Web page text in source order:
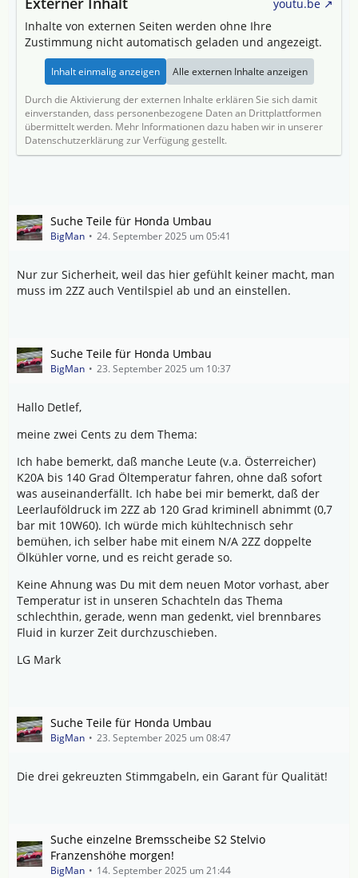
youtu.be
Inhalte von externen Seiten werden ohne Ihre
Zustimmung nicht automatisch geladen und angezeigt.
Inhalt einmalig anzeigen Alle externen Inhalte anzeigen
Durch die Aktivierung der externen Inhalte erklären Sie sich damit
einverstanden, dass personenbezogene Daten an Drittplattformen
übermittelt werden. Mehr Informationen dazu haben wir in unserer
Datenschutzerklärung zur Verfügung gestellt.
Suche Teile für Honda Umbau
BigMan 24. September 2025 um 05:41
Nur zur Sicherheit, weil das hier gefühlt keiner macht, man
muss im 2ZZ auch Ventilspiel ab und an einstellen.
Suche Teile für Honda Umbau
BigMan 23. September 2025 um 10:37
Hallo Detlef,
meine zwei Cents zu dem Thema:
Ich habe bemerkt, daß manche Leute (v.a. Österreicher)
K20A bis 140 Grad Öltemperatur fahren, ohne daß sofort
was auseinanderfällt. Ich habe bei mir bemerkt, daß der
Leerlauföldruck im 2ZZ ab 120 Grad kriminell abnimmt (0,7
bar mit 10W60). Ich würde mich kühltechnisch sehr
bemühen, ich selber habe mit einem N/A 2ZZ doppelte
Ölkühler vorne, und es reicht gerade so.
Keine Ahnung was Du mit dem neuen Motor vorhast, aber
Temperatur ist in unseren Schachteln das Thema
schlechthin, gerade, wenn man gedenkt, viel brennbares
Fluid in kurzer Zeit durchzuschieben.
LG Mark
Suche Teile für Honda Umbau
BigMan 23. September 2025 um 08:47
Die drei gekreuzten Stimmgabeln, ein Garant für Qualität!
Suche einzelne Bremsscheibe S2 Stelvio
Franzenshöhe morgen!
BigMan 14. September 2025 um 21:44